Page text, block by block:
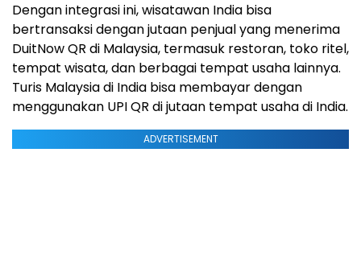
Dengan integrasi ini, wisatawan India bisa
bertransaksi dengan jutaan penjual yang menerima
DuitNow QR di Malaysia, termasuk restoran, toko ritel,
tempat wisata, dan berbagai tempat usaha lainnya.
Turis Malaysia di India bisa membayar dengan
menggunakan UPI QR di jutaan tempat usaha di India.
ADVERTISEMENT